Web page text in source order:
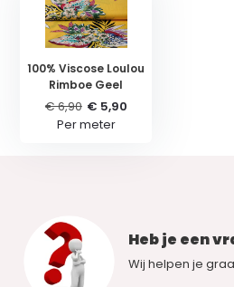
100% Viscose Loulou
Rimboe Geel
€ 6,90 € 5,90
Per meter
Heb je een
Wij helpen je